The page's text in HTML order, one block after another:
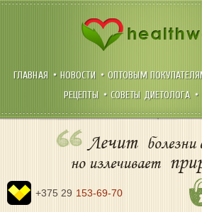
ГЛАВНАЯ НОВОСТИ ОПТОВЫМ
РЕЦЕПТЫ
СОВЕТЫ ДИЕТОЛОГА
+375 29 153-69-70
Лечит болезни
но излечивает